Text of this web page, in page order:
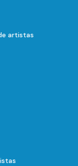
artistas